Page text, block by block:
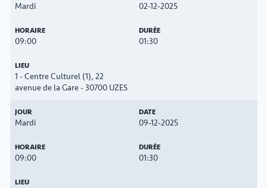
Mardi 02-12-2025
09:00 01:30
1 - Centre Culturel (1), 22
avenue de la Gare - 30700 UZES
Mardi 09-12-2025
09:00 01:30